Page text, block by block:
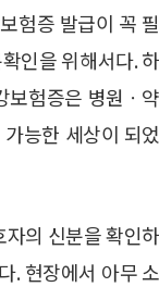
험증 발급이 꼭 필
인을 위해서다. 하
보험증은 병원ㆍ약
능한 세상이 되었
의 신분을 확인하
. 현장에서 아무 소